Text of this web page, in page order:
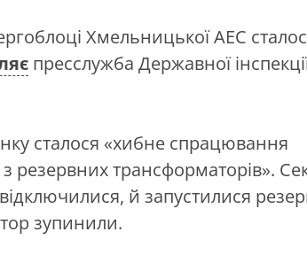
Хмельницької АЕС
пресслужба Державної
сталося «хибне спрацювання
резервних трансформаторів».
й запустилися
зупинили.